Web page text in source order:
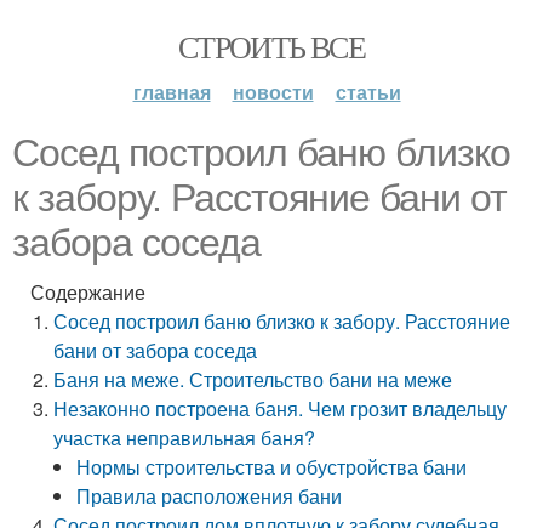
СТРОИТЬ ВСЕ
главная новости статьи
Сосед построил баню близко
к забору. Расстояние бани от
забора соседа
Содержание
Сосед построил баню близко к забору. Расстояние
бани от забора соседа
Баня на меже. Строительство бани на меже
Незаконно построена баня. Чем грозит владельцу
участка неправильная баня?
Нормы строительства и обустройства бани
Правила расположения бани